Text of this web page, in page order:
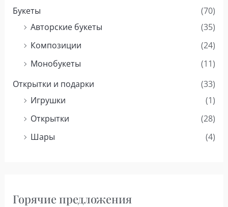
Букеты
(70)
Авторские букеты
(35)
Композиции
(24)
Монобукеты
(11)
Открытки и подарки
(33)
Игрушки
(1)
Открытки
(28)
Шары
(4)
Горячие предложения